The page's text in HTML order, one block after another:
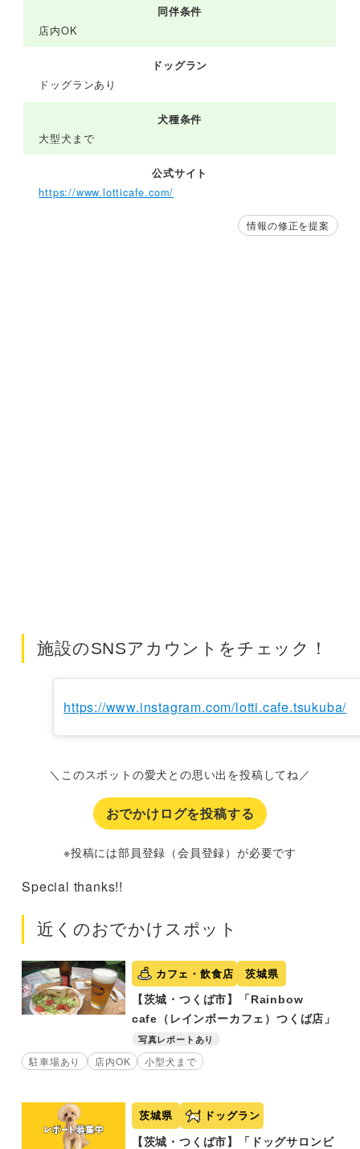
同伴条件
店内OK
ドッグラン
ドッグランあり
犬種条件
大型犬まで
公式サイト
https://www.lotticafe.com/
情報の修正を提案
施設のSNSアカウントをチェック！
https://www.instagram.com/lotti.cafe.tsukuba/
＼このスポットの愛犬との思い出を投稿してね／
おでかけログを投稿する
※投稿には部員登録（会員登録）が必要です
Special thanks!!
近くのおでかけスポット
カフェ・飲食店 茨城県
【茨城・つくば市】「Rainbow
cafe（レインボーカフェ）つくば店」
写真レポートあり
駐車場あり 店内OK 小型犬まで
茨城県 ドッグラン
【茨城・つくば市】「ドッグサロンビ